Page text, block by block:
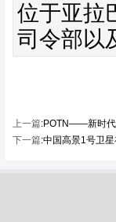
位于亚拉
司令部以
上一篇:POTN——新时代
下一篇:中国高景1号卫